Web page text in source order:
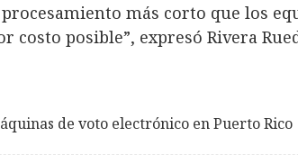
más corto que los
costo posible”, expresó Rivera
de voto electrónico en Puerto Rico